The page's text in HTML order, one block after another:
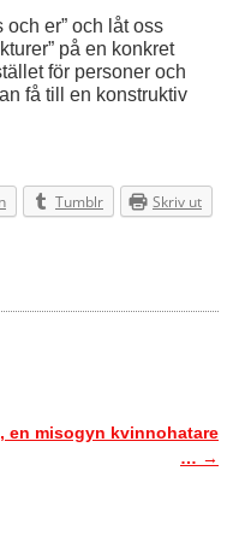
och er” och låt oss
på en konkret
för personer och
få till en konstruktiv
Tumblr Skriv ut
en misogyn kvinnohatare
… →